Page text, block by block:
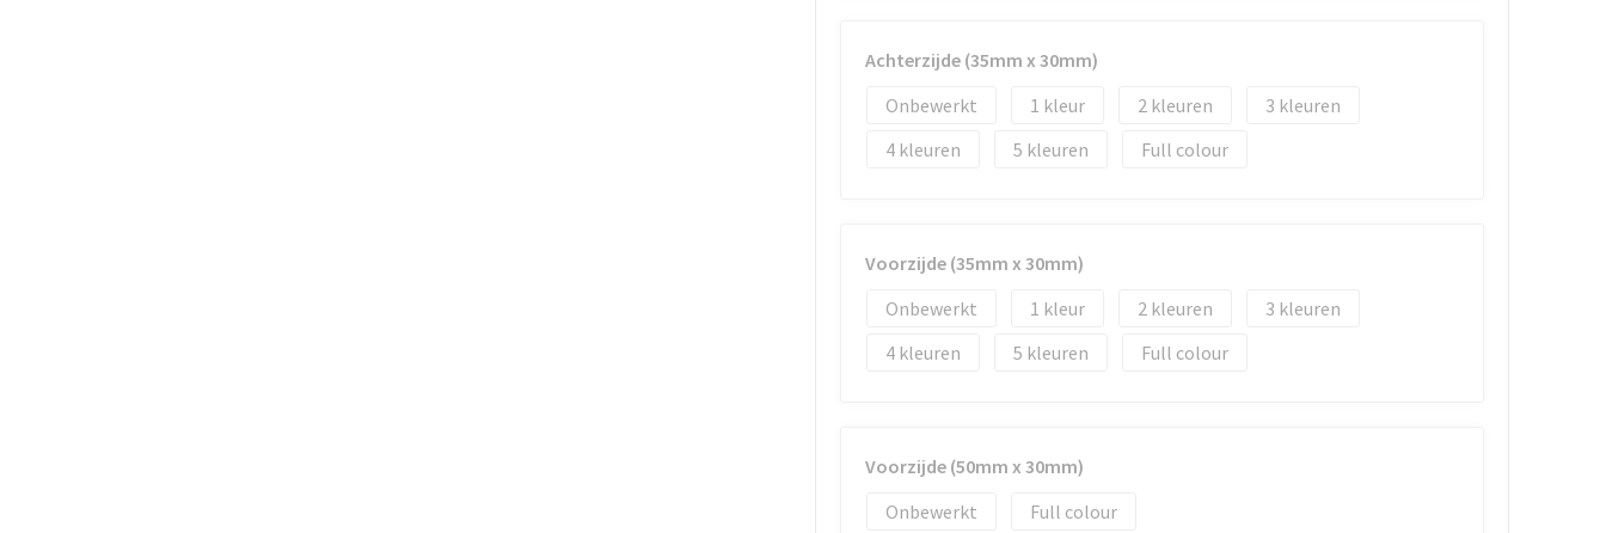
Achterzijde (35mm x 30mm)
Onbewerkt
1 2
3
4
5 Full colour
Voorzijde (35mm x 30mm)
Onbewerkt
1 2
3
4
5 Full colour
Voorzijde (50mm x 30mm)
Onbewerkt
Full colour